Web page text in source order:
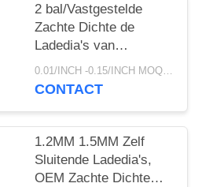
2 bal/Vastgestelde
Zachte Dichte de
Ladedia's van
Undermount, de
Volledige Dia's van de
0.01/INCH -0.15/INCH MOQ:1000 paar
CONTACT
1.2MM 1.5MM Zelf
Sluitende Ladedia's,
OEM Zachte Dichte